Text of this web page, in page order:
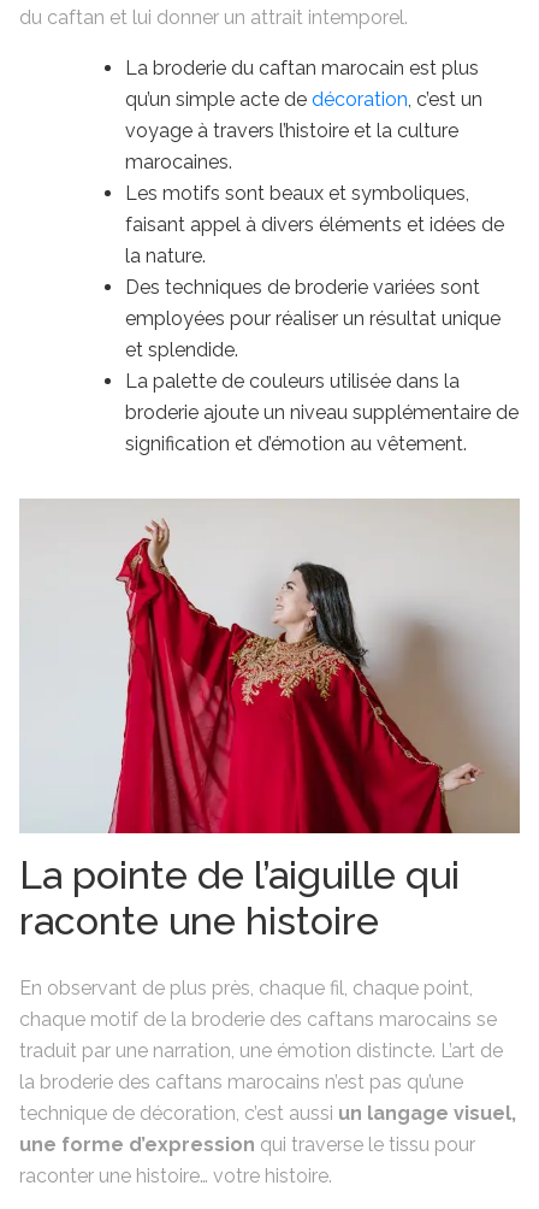
du caftan et lui donner un attrait intemporel.
La broderie du caftan marocain est plus
qu’un simple acte de décoration, c’est un
voyage à travers l’histoire et la culture
marocaines.
Les motifs sont beaux et symboliques,
faisant appel à divers éléments et idées de
la nature.
Des techniques de broderie variées sont
employées pour réaliser un résultat unique
et splendide.
La palette de couleurs utilisée dans la
broderie ajoute un niveau supplémentaire de
signification et d’émotion au vêtement.
La pointe de l’aiguille qui
raconte une histoire
En observant de plus près, chaque fil, chaque point,
chaque motif de la broderie des caftans marocains se
traduit par une narration, une émotion distincte. L’art de
la broderie des caftans marocains n’est pas qu’une
technique de décoration, c’est aussi un langage visuel,
une forme d’expression qui traverse le tissu pour
raconter une histoire… votre histoire.